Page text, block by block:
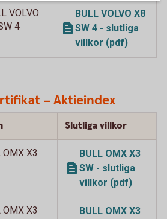
VOLVO
4
BULL VOLVO X8
SW 4 - slutliga
villkor (pdf)
– Aktieindex
Slutliga villkor
OMX X3
BULL OMX X3
SW - slutliga
villkor (pdf)
OMX X3
BULL OMX X3